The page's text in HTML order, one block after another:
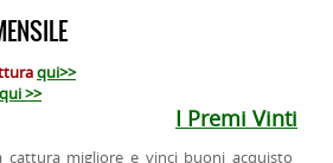
qui>>
qui >>
I Premi Vinti
cattura migliore e vinci buoni acquisto